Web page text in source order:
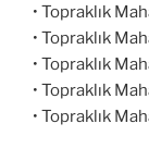
• Topraklık
• Topraklık
• Topraklık
• Topraklık
• Topraklık